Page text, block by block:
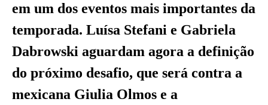
em um dos eventos mais importantes da
temporada. Luísa Stefani e Gabriela
Dabrowski aguardam agora a definição
do próximo desafio, que será contra a
mexicana Giulia Olmos e a